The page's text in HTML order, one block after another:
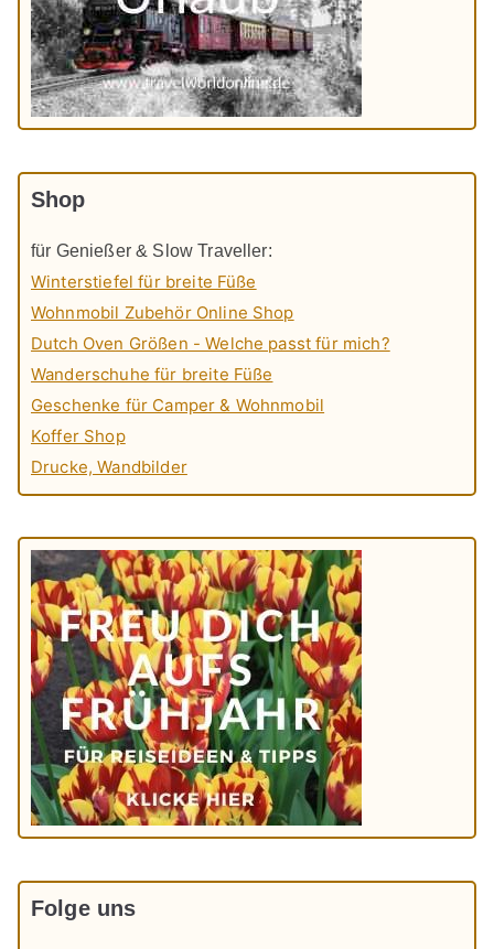
Shop
für Genießer & Slow Traveller:
Winterstiefel für breite Füße
Wohnmobil Zubehör Online Shop
Dutch Oven Größen - Welche passt für mich?
Wanderschuhe für breite Füße
Geschenke für Camper & Wohnmobil
Koffer Shop
Drucke, Wandbilder
Folge uns